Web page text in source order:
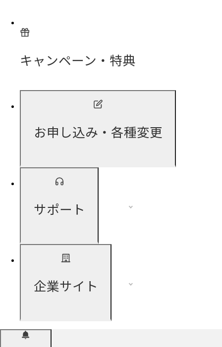
キャンペーン・特典
お申し込み・各種変更
サポート
企業サイト